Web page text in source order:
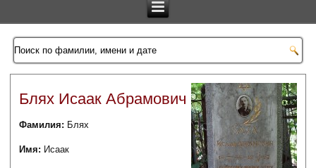
Блях Исаак Абрамович
Фамилия: Блях
Имя: Исаак